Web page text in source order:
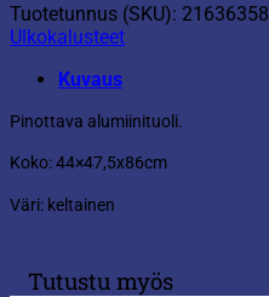
Tuotetunnus (SKU): 21636358
Ulkokalusteet
Kuvaus
Pinottava alumiinituoli.
Koko: 44×47,5x86cm
Väri: keltainen
Tutustu myös